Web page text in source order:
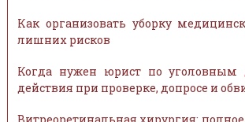
Как организовать уборку
лишних рисков
Когда нужен юрист по уголовным
действия при проверке, допросе и